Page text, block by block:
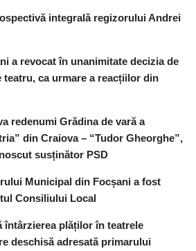
integrală regizorului Andrei
a revocat în unanimitate decizia de
ca urmare a reacțiilor din
redenumi Grădina de vară a
din Craiova – “Tudor Gheorghe”,
susținător PSD
Municipal din Focșani a fost
Consiliului Local
întârzierea plăților în teatrele
deschisă adresată primarului